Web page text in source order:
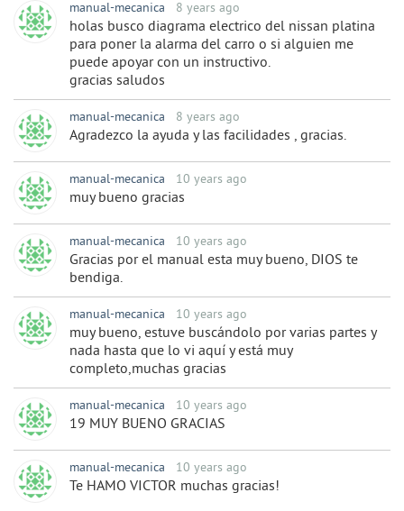
manual-mecanica 8 years ago
holas busco diagrama electrico del nissan platina
para poner la alarma del carro o si alguien me
puede apoyar con un instructivo.
gracias saludos
manual-mecanica 8 years ago
Agradezco la ayuda y las facilidades , gracias.
manual-mecanica 10 years ago
muy bueno gracias
manual-mecanica 10 years ago
Gracias por el manual esta muy bueno, DIOS te
bendiga.
manual-mecanica 10 years ago
muy bueno, estuve buscándolo por varias partes y
nada hasta que lo vi aquí y está muy
completo,muchas gracias
manual-mecanica 10 years ago
19 MUY BUENO GRACIAS
manual-mecanica 10 years ago
Te HAMO VICTOR muchas gracias!